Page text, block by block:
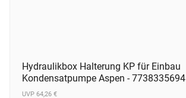
Hydraulikbox Halterung KP für Einbau
Kondensatpumpe Aspen - 7738335694
UVP 64,26 €